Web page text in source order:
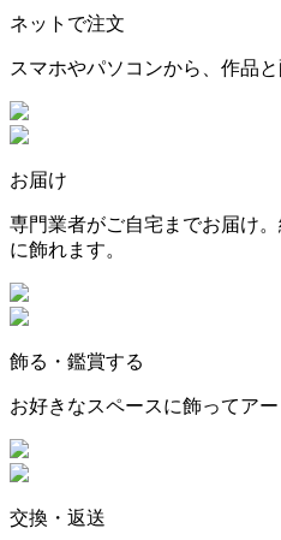
ネットで注文
スマホやパソコンから、作品
お届け
専門業者がご自宅までお届け
に飾れます。
飾る・鑑賞する
お好きなスペースに飾ってア
交換・返送